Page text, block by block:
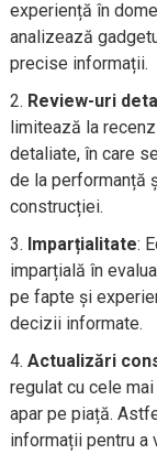
experiență în
analizează
precise informații.
Review-uri
limitează la
detaliate, în care
de la performanță
construcției.
Imparțialitate:
imparțială în
pe fapte și
decizii informate.
Actualizări
regulat cu cele
apar pe piață.
informații pentru a